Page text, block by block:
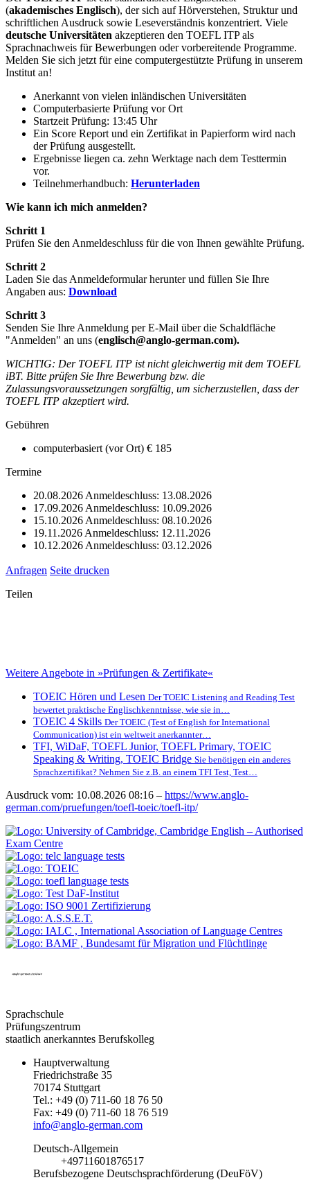
(akademisches Englisch), der sich auf Hörverstehen, Struktur und
schriftlichen Ausdruck sowie Leseverständnis konzentriert. Viele
deutsche Universitäten akzeptieren den TOEFL ITP als
Sprachnachweis für Bewerbungen oder vorbereitende Programme.
Melden Sie sich jetzt für eine computergestützte Prüfung in unserem
Institut an!
Anerkannt von vielen inländischen Universitäten
Computerbasierte Prüfung vor Ort
Startzeit Prüfung: 13:45 Uhr
Ein Score Report und ein Zertifikat in Papierform wird nach
der Prüfung ausgestellt.
Ergebnisse liegen ca. zehn Werktage nach dem Testtermin
vor.
Teilnehmerhandbuch: Herunterladen
Wie kann ich mich anmelden?
Schritt 1
Prüfen Sie den Anmeldeschluss für die von Ihnen gewählte Prüfung.
Schritt 2
Laden Sie das Anmeldeformular herunter und füllen Sie Ihre
Angaben aus: Download
Schritt 3
Senden Sie Ihre Anmeldung per E-Mail über die Schaldfläche
"Anmelden" an uns (englisch@anglo-german.com).
WICHTIG: Der TOEFL ITP ist nicht gleichwertig mit dem TOEFL
iBT. Bitte prüfen Sie Ihre Bewerbung bzw. die
Zulassungsvoraussetzungen sorgfältig, um sicherzustellen, dass der
TOEFL ITP akzeptiert wird.
Gebühren
computerbasiert (vor Ort) € 185
Termine
20.08.2026 Anmeldeschluss: 13.08.2026
17.09.2026 Anmeldeschluss: 10.09.2026
15.10.2026 Anmeldeschluss: 08.10.2026
19.11.2026 Anmeldeschluss: 12.11.2026
10.12.2026 Anmeldeschluss: 03.12.2026
Anfragen Seite drucken
Teilen
Weitere Angebote in »Prüfungen & Zertifikate«
TOEIC Hören und Lesen Der TOEIC Listening and Reading Test
bewertet praktische Englischkenntnisse, wie sie in…
TOEIC 4 Skills Der TOEIC (Test of English for International
Communication) ist ein weltweit anerkannter…
TFI, WiDaF, TOEFL Junior, TOEFL Primary, TOEIC
Speaking & Writing, TOEIC Bridge Sie benötigen ein anderes
Sprachzertifikat? Nehmen Sie z.B. an einem TFI Test, Test…
Ausdruck vom: 10.08.2026 08:16 – https://www.anglo-
german.com/pruefungen/toefl-toeic/toefl-itp/
Sprachschule
Prüfungszentrum
staatlich anerkanntes Berufskolleg
Hauptverwaltung
Friedrichstraße 35
70174 Stuttgart
Tel.: +49 (0) 711-60 18 76 50
Fax: +49 (0) 711-60 18 76 519
info@anglo-german.com
Deutsch-Allgemein
+49711601876517
Berufsbezogene Deutschsprachförderung (DeuFöV)